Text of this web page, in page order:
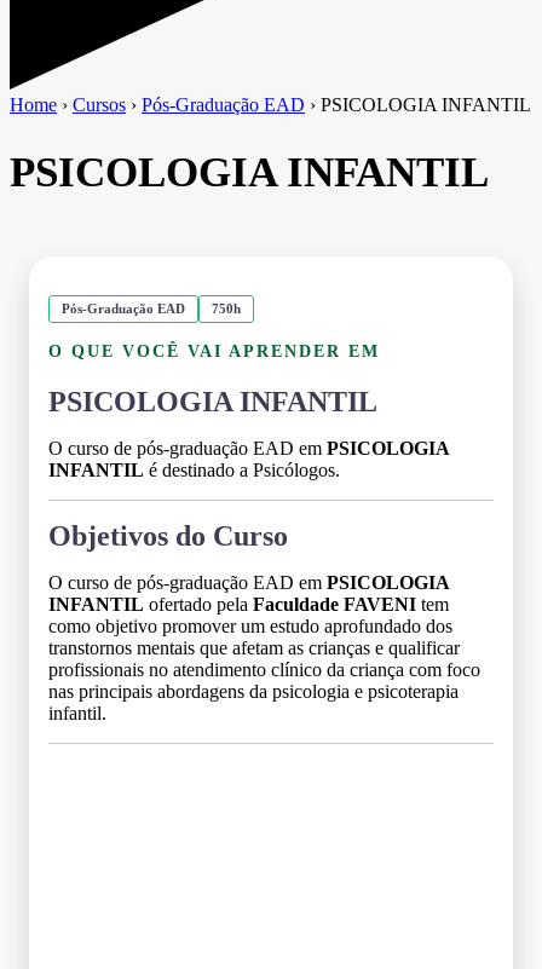
Home › Cursos › Pós-Graduação EAD › PSICOLOGIA INFANTIL
PSICOLOGIA INFANTIL
Pós-Graduação EAD 750h
O QUE VOCÊ VAI APRENDER EM
PSICOLOGIA INFANTIL
O curso de pós-graduação EAD em PSICOLOGIA
INFANTIL é destinado a Psicólogos.
Objetivos do Curso
O curso de pós-graduação EAD em PSICOLOGIA
INFANTIL ofertado pela Faculdade FAVENI tem
como objetivo promover um estudo aprofundado dos
transtornos mentais que afetam as crianças e qualificar
profissionais no atendimento clínico da criança com foco
nas principais abordagens da psicologia e psicoterapia
infantil.